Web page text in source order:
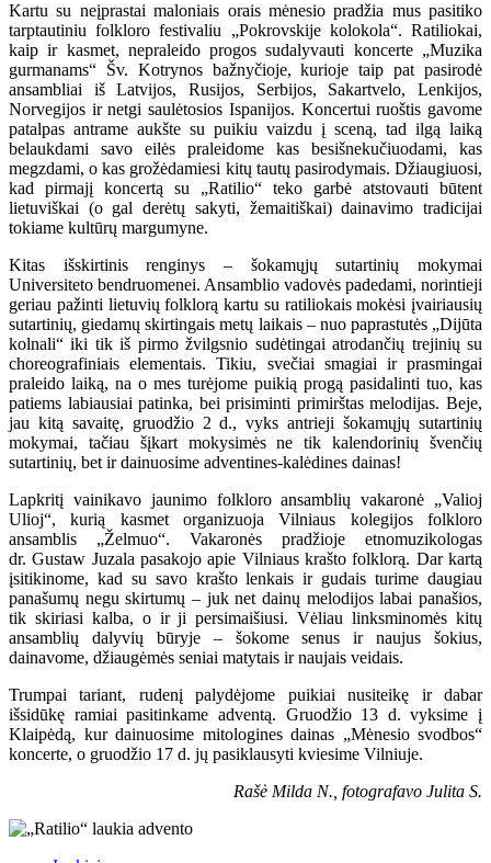
Kartu su neįprastai maloniais orais mėnesio pradžia mus pasitiko
tarptautiniu folkloro festivaliu „Pokrovskije kolokola“. Ratiliokai,
kaip ir kasmet, nepraleido progos sudalyvauti koncerte „Muzika
gurmanams“ Šv. Kotrynos bažnyčioje, kurioje taip pat pasirodė
ansambliai iš Latvijos, Rusijos, Serbijos, Sakartvelo, Lenkijos,
Norvegijos ir netgi saulėtosios Ispanijos. Koncertui ruoštis gavome
patalpas antrame aukšte su puikiu vaizdu į sceną, tad ilgą laiką
belaukdami savo eilės praleidome kas besišnekučiuodami, kas
megzdami, o kas grožėdamiesi kitų tautų pasirodymais. Džiaugiuosi,
kad pirmajį koncertą su „Ratilio“ teko garbė atstovauti būtent
lietuviškai (o gal derėtų sakyti, žemaitiškai) dainavimo tradicijai
tokiame kultūrų margumyne.
Kitas išskirtinis renginys – šokamųjų sutartinių mokymai
Universiteto bendruomenei. Ansamblio vadovės padedami, norintieji
geriau pažinti lietuvių folklorą kartu su ratiliokais mokėsi įvairiausių
sutartinių, giedamų skirtingais metų laikais – nuo paprastutės „Dijūta
kolnali“ iki tik iš pirmo žvilgsnio sudėtingai atrodančių trejinių su
choreografiniais elementais. Tikiu, svečiai smagiai ir prasmingai
praleido laiką, na o mes turėjome puikią progą pasidalinti tuo, kas
patiems labiausiai patinka, bei prisiminti primirštas melodijas. Beje,
jau kitą savaitę, gruodžio 2 d., vyks antrieji šokamųjų sutartinių
mokymai, tačiau šįkart mokysimės ne tik kalendorinių švenčių
sutartinių, bet ir dainuosime adventines-kalėdines dainas!
Lapkritį vainikavo jaunimo folkloro ansamblių vakaronė „Valioj
Ulioj“, kurią kasmet organizuoja Vilniaus kolegijos folkloro
ansamblis „Želmuo“. Vakaronės pradžioje etnomuzikologas
dr. Gustaw Juzala pasakojo apie Vilniaus krašto folklorą. Dar kartą
įsitikinome, kad su savo krašto lenkais ir gudais turime daugiau
panašumų negu skirtumų – juk net dainų melodijos labai panašios,
tik skiriasi kalba, o ir ji persimaišiusi. Vėliau linksminomės kitų
ansamblių dalyvių būryje – šokome senus ir naujus šokius,
dainavome, džiaugėmės seniai matytais ir naujais veidais.
Trumpai tariant, rudenį palydėjome puikiai nusiteikę ir dabar
išsidūkę ramiai pasitinkame adventą. Gruodžio 13 d. vyksime į
Klaipėdą, kur dainuosime mitologines dainas „Mėnesio svodbos“
koncerte, o gruodžio 17 d. jų pasiklausyti kviesime Vilniuje.
Rašė Milda N., fotografavo Julita S.